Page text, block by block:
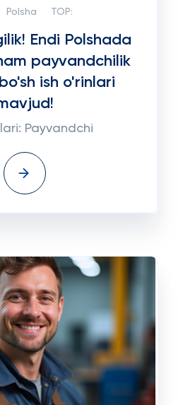
Polsha TOP:
Endi Polshada
payvandchilik
ish o'rinlari
Payvandchi